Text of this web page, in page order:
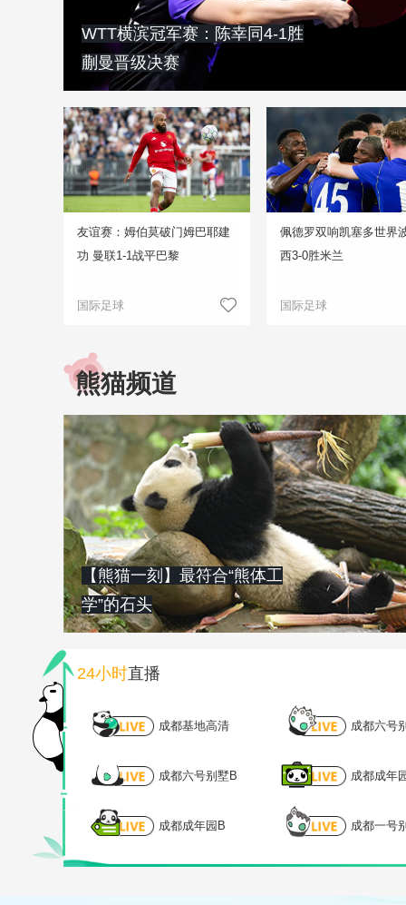
WTT横滨冠军赛：陈幸同4-1胜
蒯曼晋级决赛
友谊赛：姆伯莫破门姆巴耶建
功 曼联1-1战平巴黎
国际足球
佩德罗双响凯塞多世界
西3-0胜米兰
国际足球
熊猫频道
【熊猫一刻】最符合“熊体工
学”的石头
24小时直播
成都基地高清 成都六号
成都六号别墅B 成都成年
成都成年园B 成都一号